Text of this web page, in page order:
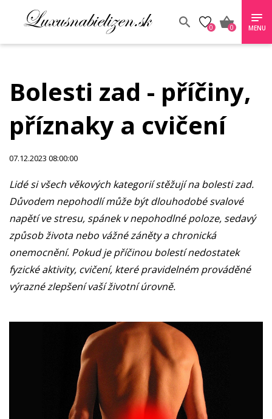
0 0 MENU
Bolesti zad - příčiny,
příznaky a cvičení
07.12.2023 08:00:00
Lidé si všech věkových kategorií stěžují na bolesti zad.
Důvodem nepohodlí může být dlouhodobé svalové
napětí ve stresu, spánek v nepohodlné poloze, sedavý
způsob života nebo vážné záněty a chronická
onemocnění. Pokud je příčinou bolestí nedostatek
fyzické aktivity, cvičení, které pravidelném prováděné
výrazné zlepšení vaší životní úrovně.